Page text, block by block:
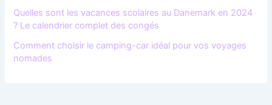
Quelles sont les vacances scolaires au Danemark en 2024
? Le calendrier complet des congés
Comment choisir le camping-car idéal pour vos voyages
nomades